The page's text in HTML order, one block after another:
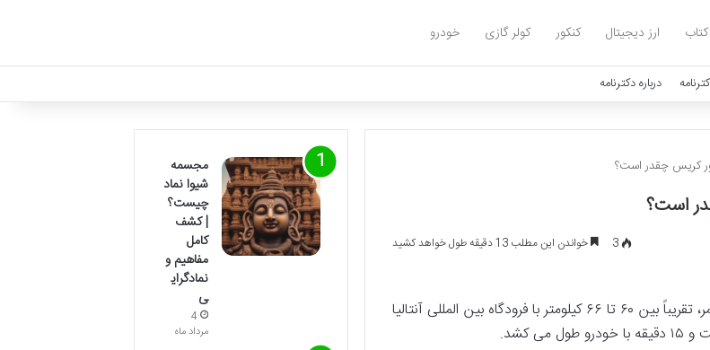
کتاب ارز دیجیتال کنکور کولر گازی خودرو
درباره دکترنامه
کریس چقدر است؟
است؟
3 خواندن این مطلب 13 دقیقه طول خواهد کشید
هتل رویال تاور کریس آنتالیا، واقع در منطقه کریش از توابع کمر، تقریباً بین ۶۰ تا ۶۶ کیلومتر با فرودگاه بین المللی آنتالیا
مجسمه
شیوا نماد
چیست؟
| کشف
کامل
مفاهیم و
نمادگرای
ی
4
مرداد ماه